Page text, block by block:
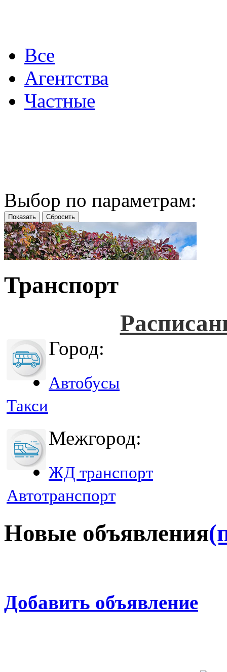
Все
Агентства
Частные
Выбор по параметрам:
Транспорт
Город:
Автобусы
Такси
Межгород:
ЖД транспорт
Автотранспорт
Новые объявления
Добавить объявление